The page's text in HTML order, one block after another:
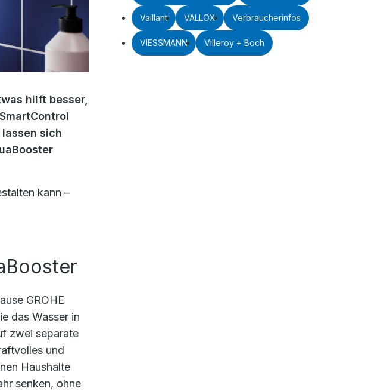
hilft besser,
sich
kann –
GROHE
das Wasser in
zwei separate
und
Haushalte
senken, ohne
Vaillant VALLOX Verbraucherinfos
VIESSMANN Villeroy + Boch